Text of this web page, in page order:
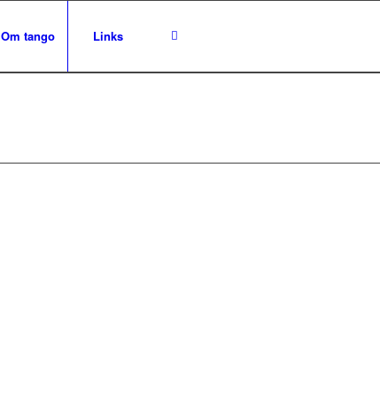
Om tango Links